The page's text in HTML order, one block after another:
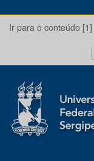
Ir para o conteúdo [1]